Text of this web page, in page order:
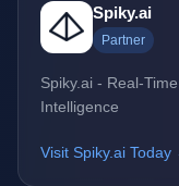
Spiky.ai
Partner
Spiky.ai - Real-
Intelligence
Visit Spiky.ai Today